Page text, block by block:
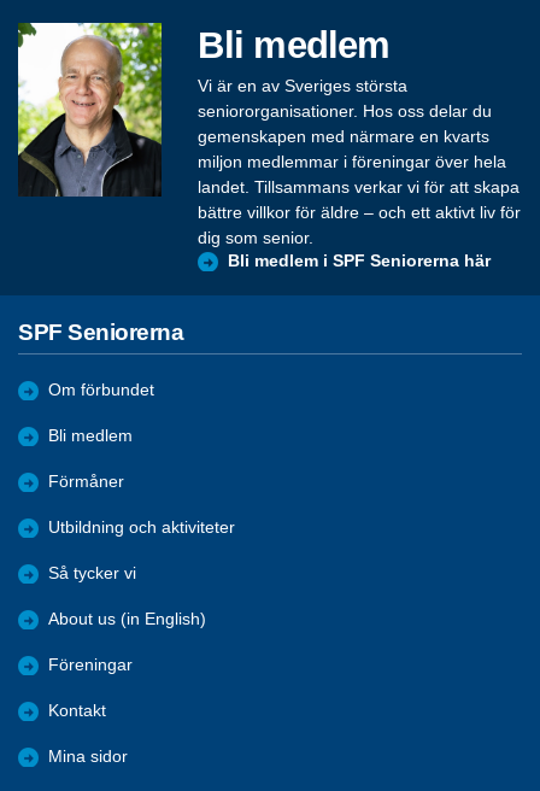
Bli medlem
Vi är en av Sveriges största
seniororganisationer. Hos oss delar du
gemenskapen med närmare en kvarts
miljon medlemmar i föreningar över hela
landet. Tillsammans verkar vi för att skapa
bättre villkor för äldre – och ett aktivt liv för
dig som senior.
Bli medlem i SPF Seniorerna här
SPF Seniorerna
Om förbundet
Bli medlem
Förmåner
Utbildning och aktiviteter
Så tycker vi
About us (in English)
Föreningar
Kontakt
Mina sidor